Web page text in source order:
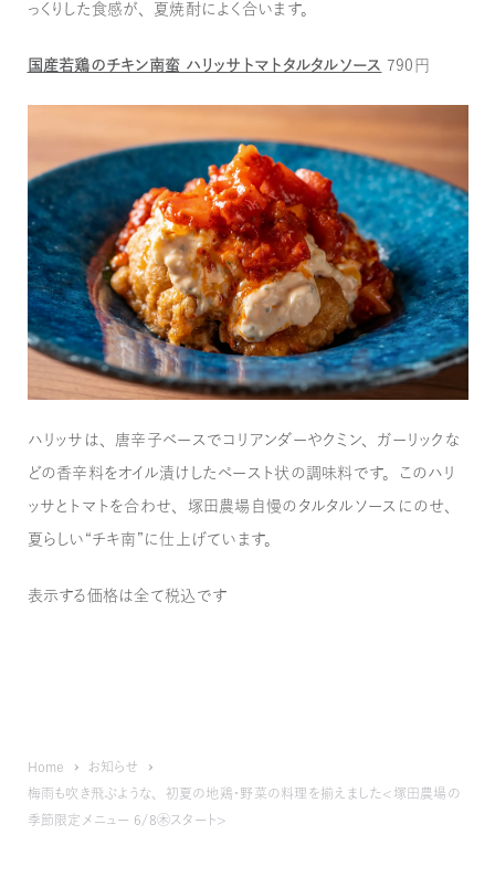
っくりした食感が、夏焼酎によく合います。
国産若鶏のチキン南蛮 ハリッサトマトタルタルソース 790円
ハリッサは、唐辛子ベースでコリアンダーやクミン、ガーリックな
どの香辛料をオイル漬けしたペースト状の調味料です。このハリ
ッサとトマトを合わせ、塚田農場自慢のタルタルソースにのせ、
夏らしい“チキ南”に仕上げています。
表示する価格は全て税込です
Home
お知らせ
梅雨も吹き飛ぶような、初夏の地鶏・野菜の料理を揃えました＜塚田農場の
季節限定メニュー 6/8㊍スタート＞